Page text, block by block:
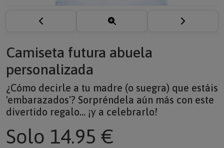
Camiseta futura abuela
personalizada
¿Cómo decirle a tu madre (o suegra) que estáis
'embarazados'? Sorpréndela aún más con este
divertido regalo... ¡y a celebrarlo!
Solo 14.95 €